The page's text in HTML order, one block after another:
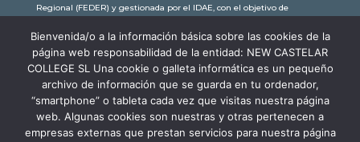
Regional (FEDER) y gestionada por el IDAE, con el objetivo de
subvención de 30.245,63€. Con una potencia instalada de 60kW, la
comunidad educativa de New Castelar ahorra al planeta 34,79
toneladas de CO2 al año, lo que equivale a recorrer 116.677 km en coche
o plantar 116 árboles al año.
Bienvenida/o a la información básica sobre las cookies de la
página web responsabilidad de la entidad: NEW CASTELAR
COLLEGE SL Una cookie o galleta informática es un pequeño
archivo de información que se guarda en tu ordenador,
“smartphone” o tableta cada vez que visitas nuestra página
web. Algunas cookies son nuestras y otras pertenecen a
empresas externas que prestan servicios para nuestra página